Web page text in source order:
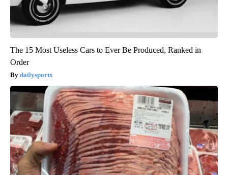
The 15 Most Useless Cars to Ever Be Produced, Ranked in
Order
dailysportx